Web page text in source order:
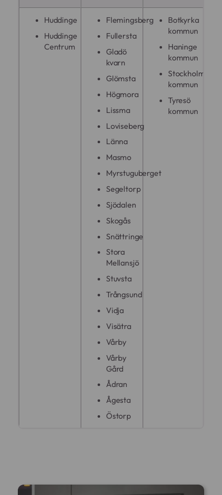
Huddinge
Huddinge
Centrum
Flemingsberg
Fullersta
Gladö
kvarn
Glömsta
Högmora
Lissma
Loviseberg
Länna
Masmo
Myrstuguberget
Segeltorp
Sjödalen
Skogås
Snättringe
Stora
Mellansjö
Stuvsta
Trångsund
Vidja
Visätra
Vårby
Vårby
Gård
Ådran
Ågesta
Östorp
Botkyrka
kommun
Haninge
kommun
Stockholms
kommun
Tyresö
kommun